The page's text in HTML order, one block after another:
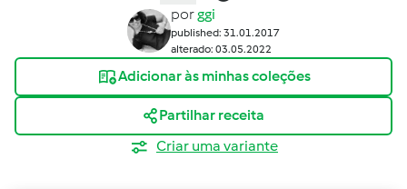
porggi
published: 31.01.2017
alterado: 03.05.2022
Adicionar às minhas coleções
Partilhar receita
Criar uma variante